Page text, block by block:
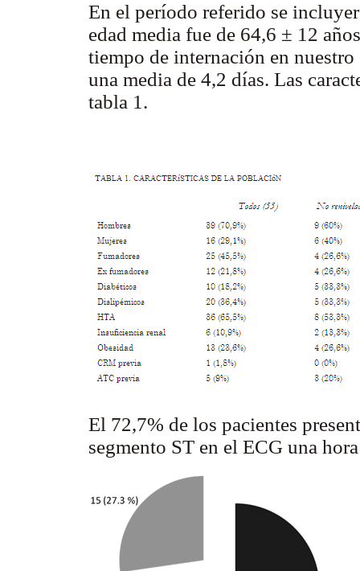
En el período referido se
edad media fue de 64,6 ± 12
tiempo de internación en
una media de 4,2 días. Las
tabla 1.
El 72,7% de los pacientes
segmento ST en el ECG una